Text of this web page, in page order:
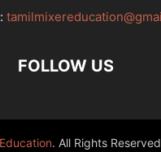
FOLLOW US
. All Rights